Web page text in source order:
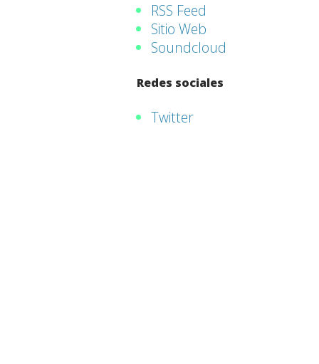
RSS Feed
Sitio Web
Soundcloud
Redes sociales
Twitter